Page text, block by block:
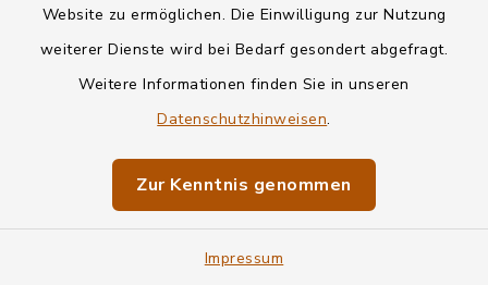
Website zu ermöglichen. Die Einwilligung zur Nutzung
weiterer Dienste wird bei Bedarf gesondert abgefragt.
Weitere Informationen finden Sie in unseren
Datenschutzhinweisen.
Zur Kenntnis genommen
Impressum
7.30 - 12.30 Uhr
Quicklinks
Ratsinformationssystem